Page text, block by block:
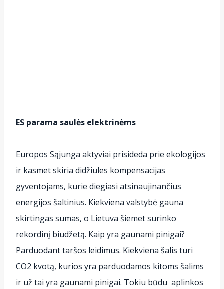
ES parama saulės elektrinėms
Europos Sąjunga aktyviai prisideda prie ekologijos
ir kasmet skiria didžiules kompensacijas
gyventojams, kurie diegiasi atsinaujinančius
energijos šaltinius. Kiekviena valstybė gauna
skirtingas sumas, o Lietuva šiemet surinko
rekordinį biudžetą. Kaip yra gaunami pinigai?
Parduodant taršos leidimus. Kiekviena šalis turi
CO2 kvotą, kurios yra parduodamos kitoms šalims
ir už tai yra gaunami pinigai. Tokiu būdu aplinkos